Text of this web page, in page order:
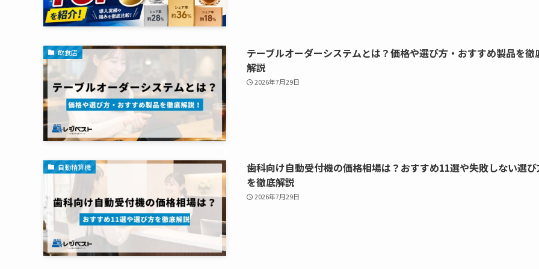
飲食店
テーブルオーダーシステムとは？価格や選び方・おすすめ製品を徹
解説
2026年7月29日
自動精算機
歯科向け自動受付機の価格相場は？おすすめ11選や失敗しない選び
を徹底解説
2026年7月29日